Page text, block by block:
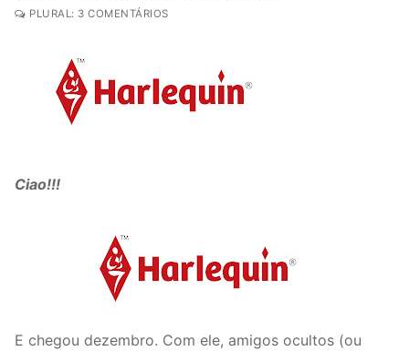
PLURAL: 3 COMENTÁRIOS
Ciao!!!
E chegou dezembro. Com ele, amigos ocultos (ou